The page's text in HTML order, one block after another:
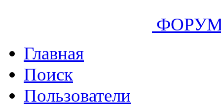
Главная
Поиск
Пользователи